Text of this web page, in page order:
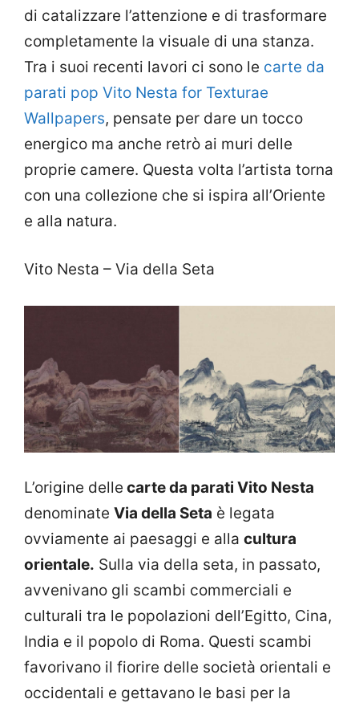
di catalizzare l’attenzione e di trasformare
completamente la visuale di una stanza.
Tra i suoi recenti lavori ci sono le carte da
parati pop Vito Nesta for Texturae
Wallpapers, pensate per dare un tocco
energico ma anche retrò ai muri delle
proprie camere. Questa volta l’artista torna
con una collezione che si ispira all’Oriente
e alla natura.
Vito Nesta – Via della Seta
L’origine delle carte da parati Vito Nesta
denominate Via della Seta è legata
ovviamente ai paesaggi e alla cultura
orientale. Sulla via della seta, in passato,
avvenivano gli scambi commerciali e
culturali tra le popolazioni dell’Egitto, Cina,
India e il popolo di Roma. Questi scambi
favorivano il fiorire delle società orientali e
occidentali e gettavano le basi per la